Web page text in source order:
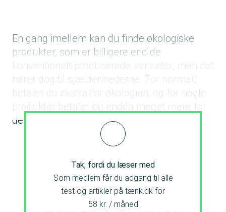
En gang imellem kan du finde økologiske
produkter, som er billigere end de
hører dog til sjældenhederne. For normalt
betaler du ekstra for økologien, og for nogle
produkter betaler du endda meget mere for
den økologiske variant.
Tak, fordi du læser med
Som medlem får du adgang til alle
test og artikler på tænk.dk for
58 kr. / måned